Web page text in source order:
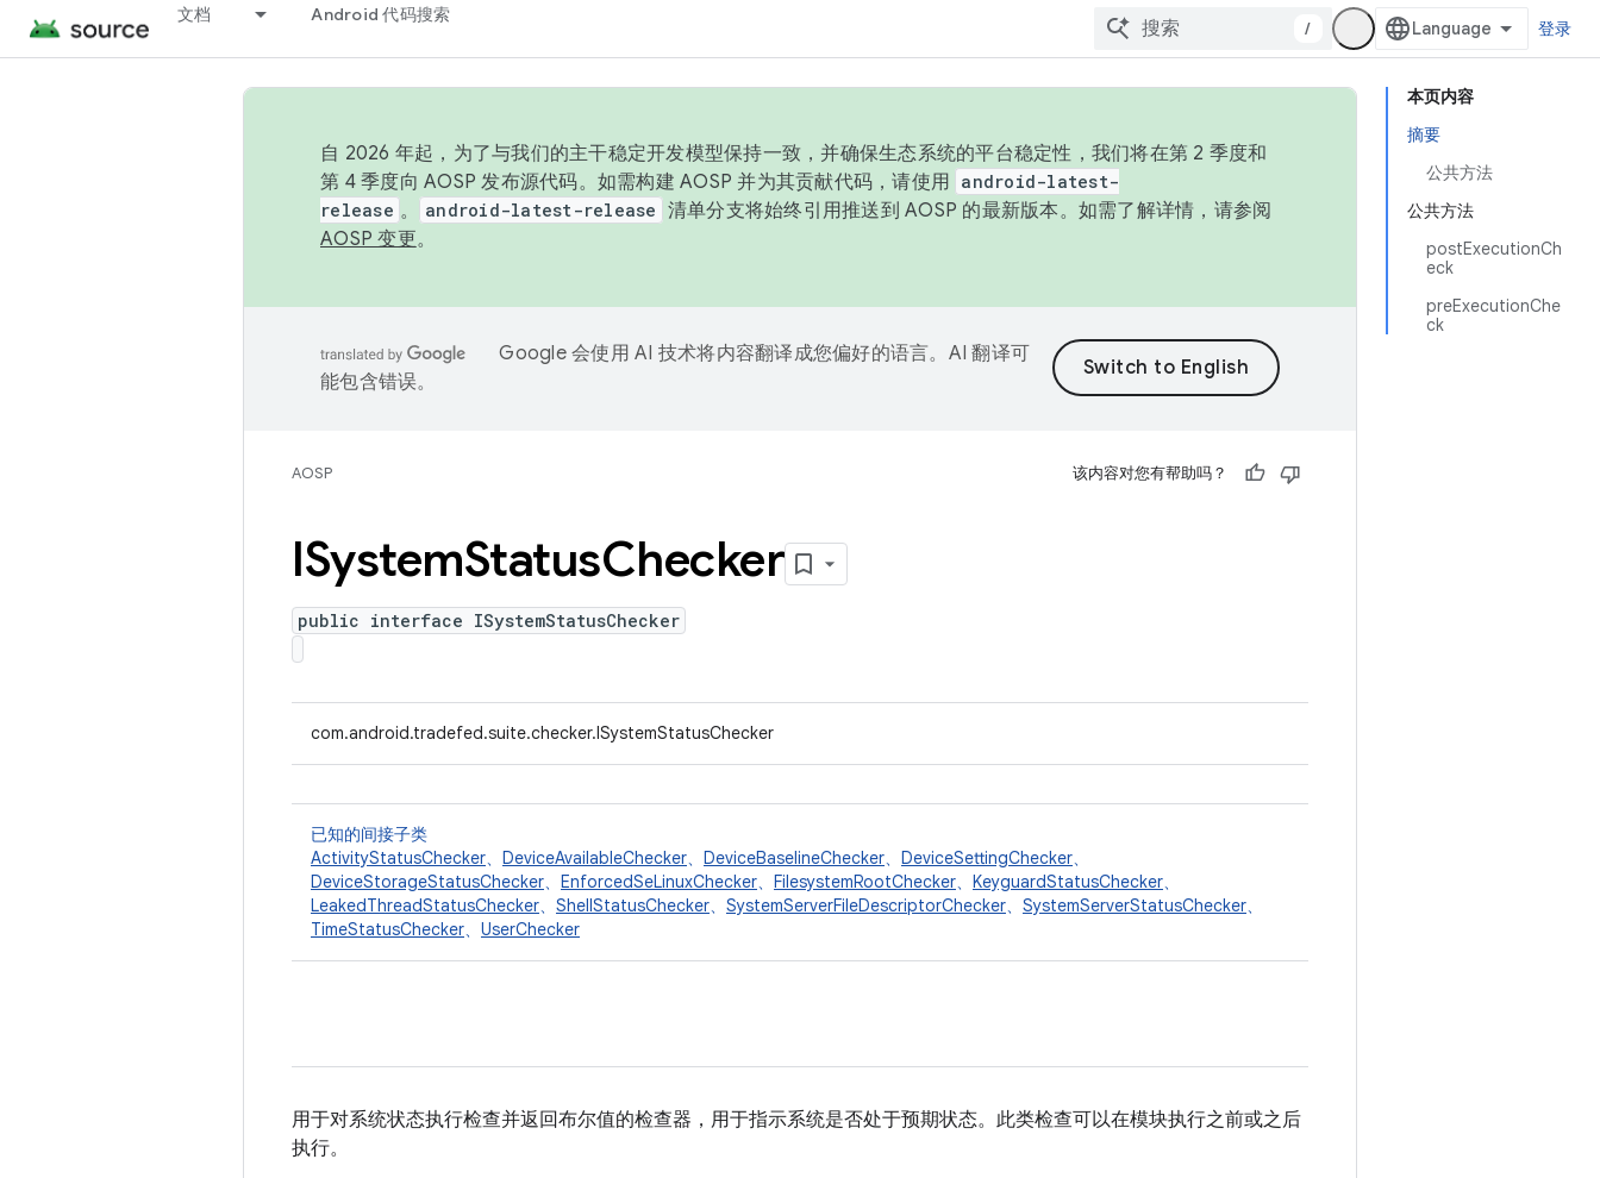
文档 Android 代码搜索
/ 登录
本页内容
摘要
公共方法
公共方法
postExecutionCh
eck
preExecutionChe
ck
自 2026 年起，为了与我们的主干稳定开发模型保持一致，并确保生态系统的平台稳定性，我们将在第 2 季度和
第 4 季度向 AOSP 发布源代码。如需构建 AOSP 并为其贡献代码，请使用 android-latest-
release 。 android-latest-release 清单分支将始终引用推送到 AOSP 的最新版本。如需了解详情，请参阅
AOSP 变更。
Google 会使用 AI 技术将内容翻译成您偏好的语言。AI 翻译可
能包含错误。
AOSP 该内容对您有帮助吗？
ISystemStatusChecker
public interface ISystemStatusChecker
com.android.tradefed.suite.checker.ISystemStatusChecker
已知的间接子类
ActivityStatusChecker、 DeviceAvailableChecker、 DeviceBaselineChecker、 DeviceSettingChecker、
DeviceStorageStatusChecker、 EnforcedSeLinuxChecker、 FilesystemRootChecker、 KeyguardStatusChecker、
LeakedThreadStatusChecker、 ShellStatusChecker、 SystemServerFileDescriptorChecker、 SystemServerStatusChecker、
TimeStatusChecker、 UserChecker
用于对系统状态执行检查并返回布尔值的检查器，用于指示系统是否处于预期状态。此类检查可以在模块执行之前或之后
执行。